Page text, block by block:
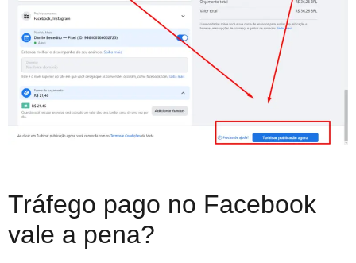
Tráfego pago no Facebook
vale a pena?